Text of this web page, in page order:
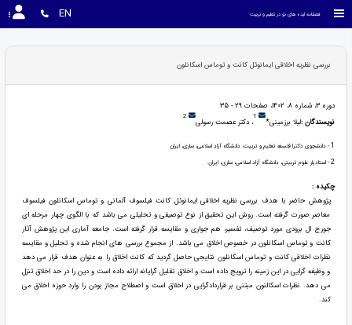
فصلنامه ایده های نو در تعلیم و تربیت EN
بررسی نظریه اخلاقی ایمانوئل کانت و توماس اسکانلون
دوره 3، شماره 8، 1402، صفحات 29 - 35
نویسندگان :لیلا برزمینی* 1، دکتر عصمت رسولی 2
1- دانشجوی دکترا فلسفه تعلیم و تربیت، دانشگاه آزاد اسلامی، ساری، ایران
2- استادیار علوم تربیتی، دانشگاه آزاد اسلامی، ساری، ایران.
چکیده :
پژوهش حاضر با هدف بررسی نظریه اخلاقی ایمانوئل کانت فیلسوف آلمانی و توماس اسکانلون فیلسوف
معاصر صورت گرفته است. روش این تحقیق از نوع توصیفی و تحلیلی می باشد که با الگوی چهار مرحله ای
جورج ال برودی مورد توصیف، تفسیر، هم جواری و مقایسه قرار گرفته است. جامعه آماری این پژوهش آثار
کانت و توماس اسکانلون در خصوص اخلاق می باشد. از مجموع بررسی های انجام شده و تحلیل و مقایسه
نظرات اخلاقی کانت و توماس اسکانلون نتایجی حاصل گردید که کانت اخلاق را به عنوان هدف قرار می دهد
و وظیفه گرایی در این زمینه را ترویج داده است و اخلاق تقلیل گرایانه ارائه داده است و دین را در حد اخلاق تنزل
می دهد. نظرات اسکالنون مبتنی بر قراردادگرایی در اخلاق است و اصطلاح مجاز بودن را وارد حوزه اخلاق می
کند.